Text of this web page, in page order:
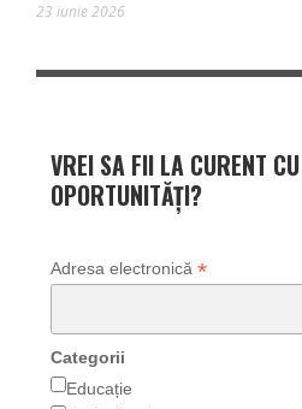
23 iunie 2026
VREI SA FII LA CURENT
OPORTUNITĂȚI?
Adresa electronică *
Categorii
Educație